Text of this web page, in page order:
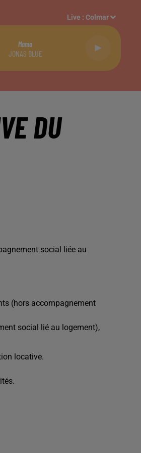
Live :Colmar
Mama
JONAS BLUE
DU
social liée au
(hors accompagnement
social lié au logement),
locative.